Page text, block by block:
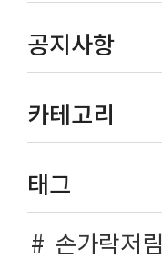
공지사항
카테고리
태그
손가락저림